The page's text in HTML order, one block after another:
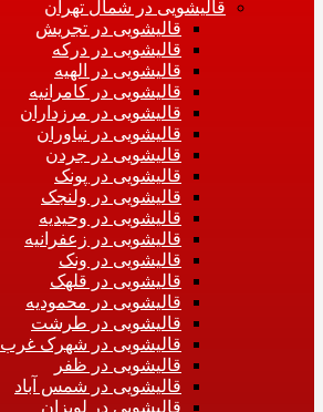
قالیشویی در شمال تهران
قالیشویی در تجریش
قالیشویی در درکه
قالیشویی در الهیه
قالیشویی در کامرانیه
قالیشویی در مرزداران
قالیشویی در نیاوران
قالیشویی در جردن
قالیشویی در پونک
قالیشویی در ولنجک
قالیشویی در وحیدیه
قالیشویی در زعفرانیه
قالیشویی در ونک
قالیشویی در قلهک
قالیشویی در محمودیه
قالیشویی در طرشت
قالیشویی در شهرک غرب
قالیشویی در ظفر
قالیشویی در شمس آباد
قالیشویی در لویزان